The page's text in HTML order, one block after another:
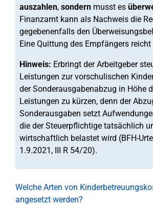
auszahlen, sondern musst es
Finanzamt kann als Nachweis die
gegebenenfalls den
Eine Quittung des Empfängers
Hinweis: Erbringt der Arbeitgeber
Leistungen zur vorschulischen
der Sonderausgabenabzug in Höhe
Leistungen zu kürzen, denn der
Sonderausgaben setzt
die der Steuerpflichtige tatsächlich
wirtschaftlich belastet wird (BFH-
1.9.2021, III R 54/20).
Welche Arten von
angesetzt werden?